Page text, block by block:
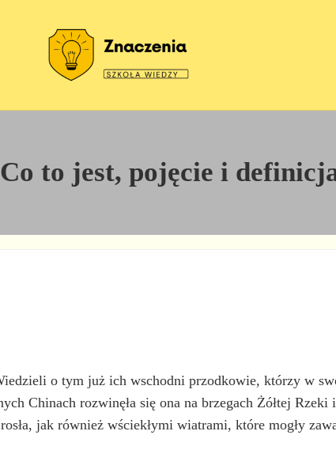
to jest, pojęcie i
o tym już ich wschodni przodkowie, którzy w
Chinach rozwinęła się ona na brzegach Żółtej Rzeki
jak również wściekłymi wiatrami, które mogły